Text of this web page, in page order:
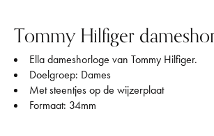
Tommy Hilfiger
Ella dameshorloge van Tommy Hilfiger.
Doelgroep: Dames
Met steentjes op de wijzerplaat
Formaat: 34mm